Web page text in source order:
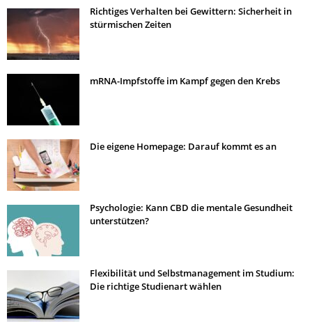
Richtiges Verhalten bei Gewittern: Sicherheit in
stürmischen Zeiten
mRNA-Impfstoffe im Kampf gegen den Krebs
Die eigene Homepage: Darauf kommt es an
Psychologie: Kann CBD die mentale Gesundheit
unterstützen?
Flexibilität und Selbstmanagement im Studium:
Die richtige Studienart wählen